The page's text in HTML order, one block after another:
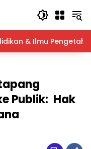
& Ilmu
Publik: Hak